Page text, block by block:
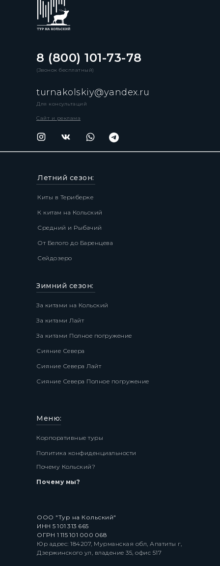
8 (800) 101-73-78
(Звонок бесплатный)
Летний сезон:
За китами на Кольский
За китами Лайт
За китами Полное погружение
Зимний сезон:
Киты в Териберке
К китам на Кольский
Средний и Рыбачий
Корпоративные туры
Политика конфиденциальности
Меню:
turnakolskiy@yandex.ru
Для консультаций
Сайт и реклама
От Белого до Баренцева
Сейдозеро
Сияние Севера
Сияние Севера Лайт
Сияние Севера Полное погружение
Почему Кольский?
Почему мы?
ООО "Тур на Кольский"
ИНН 5 101 313 665
ОГРН 1 115 101 000 068
Юр адрес: 184207, Мурманская обл, Апатиты г,
Дзержинского ул, владение 35, офис 517